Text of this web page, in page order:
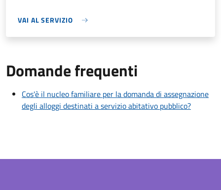
VAI AL SERVIZIO
Domande frequenti
Cos'è il nucleo familiare per la domanda di assegnazione
degli alloggi destinati a servizio abitativo pubblico?